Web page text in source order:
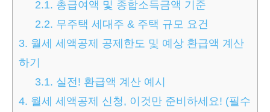
2.1. 총급여액 및 종합소득금액 기준
2.2. 무주택 세대주 & 주택 규모 요건
3. 월세 세액공제 공제한도 및 예상 환급액 계산
하기
3.1. 실전! 환급액 계산 예시
4. 월세 세액공제 신청, 이것만 준비하세요! (필수